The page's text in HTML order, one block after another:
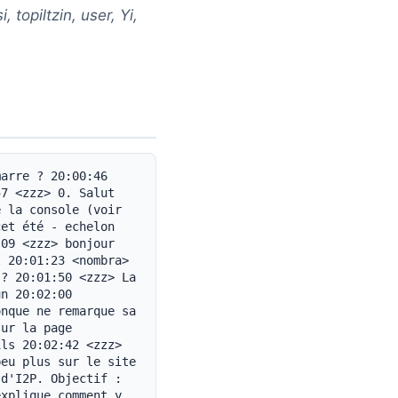
topiltzin, user, Yi,
20:20:17 <eche|on> et je sais que peu de gens viendront, et je ne peux fournir qu'un lieu pour le BBQ, pas d'hébergement 20:20:23 <zzz> EinMByte, tu seras le numéro 4 à l'ordre du jour 20:20:33 <EinMByte> zzz : merci 20:20:46 <zzz> psi, DerbyCon sera le numéro 5 à l'ordre du jour 20:20:52 <psi> d'accord 20:20:56 <EinMByte> eche|on : le BBQ est définitivement une bonne idée 20:21:05 <EinMByte> si et seulement si tu arrives à avoir assez de participants 20:21:38 <bgwcb> mais pourquoi l'hébergement est-il en dehors de la Russie ? 20:21:38 <zzz> tous ceux qui sont intéressés par un BBQ à Graz fin août/début septembre, veuillez taper « yes » ou « maybe » 20:21:53 <EinMByte> zzz : y assister ou juste soutenir 20:22:09 <zzz> y assister. 20:22:15 <zzz> je dirai « maybe » 20:22:37 <bgwcb> maybe 20:22:56 <psi> « maybe » (si je peux m'y rendre, ce qui est très improbable) 20:23:11 <eche|on> hmm, je pense que je vais lancer un questionnaire sur forum.i2p ? 20:23:26 <eche|on> Graz est très facile d'accès en avion via Francfort ;-) 20:23:40 <eche|on> mais c'est cher. je sais. 20:24:14 <zzz> eche|on, pas beaucoup de soutien... peut-être qu'une rencontre ou un BBQ lors d'une conférence serait plus populaire ? 20:24:17 <EinMByte> je pense aussi qu'il vaut mieux déplacer ce sujet sur un forum ou autre 20:24:51 <bgwcb> où situé ? 20:24:52 <eche|on> zzz : ce serait mieux. si on trouve une conf qui convient ? 20:24:52 <bgwcb> désolé, où exactement 20:24:54 <EinMByte> 5 ? 20:24:54 <bgwcb> ? 20:24:55 <zzz> J'adorerais une rencontre en été, mais la combiner avec une c